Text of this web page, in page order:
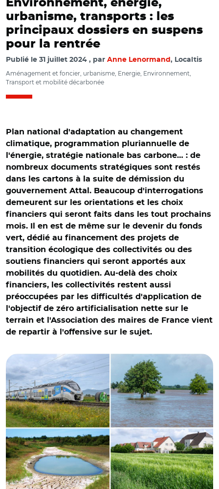
Environnement, énergie,
urbanisme, transports : les
principaux dossiers en suspens
pour la rentrée
Publié le 31 juillet 2024 par Anne Lenormand , Localtis
Aménagement et foncier, urbanisme, Energie, Environnement,
Transport et mobilité décarbonée
Plan national d'adaptation au changement
climatique, programmation pluriannuelle de
l'énergie, stratégie nationale bas carbone… : de
nombreux documents stratégiques sont restés
dans les cartons à la suite de démission du
gouvernement Attal. Beaucoup d'interrogations
demeurent sur les orientations et les choix
financiers qui seront faits dans les tout prochains
mois. Il en est de même sur le devenir du fonds
vert, dédié au financement des projets de
transition écologique des collectivités ou des
soutiens financiers qui seront apportés aux
mobilités du quotidien. Au-delà des choix
financiers, les collectivités restent aussi
préoccupées par les difficultés d'application de
l'objectif de zéro artificialisation nette sur le
terrain et l'Association des maires de France vient
de repartir à l'offensive sur le sujet.
© Rob Dammers CC BY 2.0, Adobe stock, thierry llansades